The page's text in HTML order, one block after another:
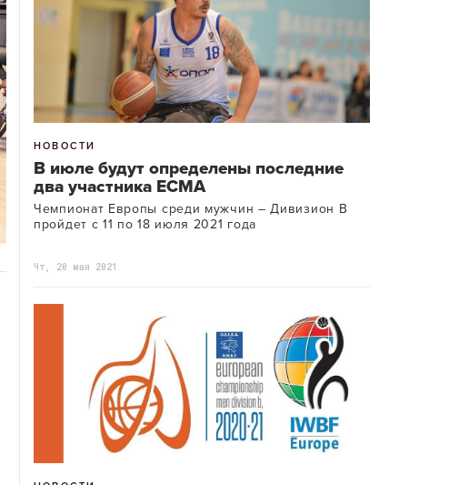
НОВОСТИ
В июле будут определены последние
два участника ECMA
Чемпионат Европы среди мужчин – Дивизион В
пройдет с 11 по 18 июля 2021 года
Чт, 20 мая 2021